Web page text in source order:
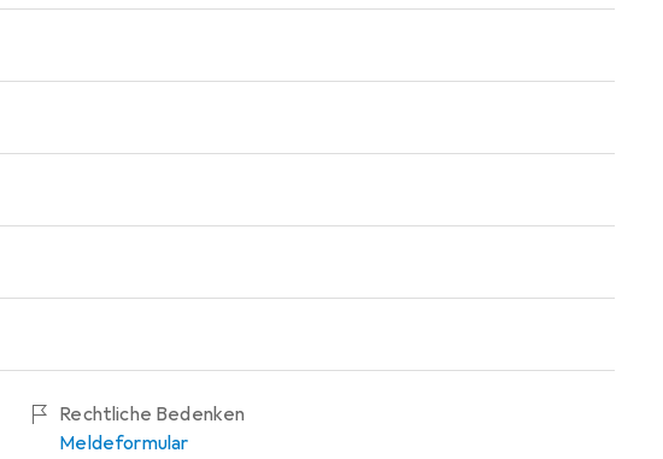
Rechtliche Bedenken
Meldeformular